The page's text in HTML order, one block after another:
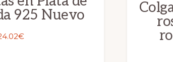
925 Nuevo
€